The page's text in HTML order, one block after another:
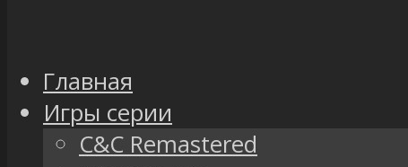
Главная
Игры серии
C&C Remastered